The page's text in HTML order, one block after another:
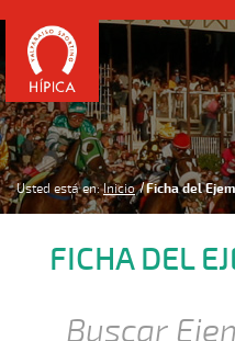
Usted está en: Inicio Ficha del
FICHA DEL